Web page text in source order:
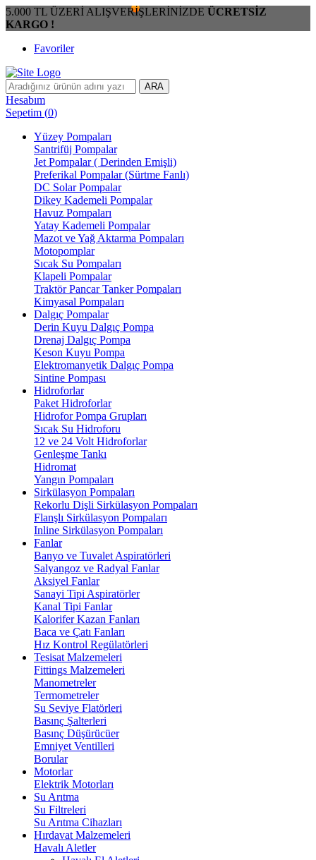
5.000 TL ÜZERİ ALIŞVERİŞLERİNİZDE ÜCRETSİZ
KARGO !
Favoriler
ARA
Hesabım
Sepetim (0)
Yüzey Pompaları
Santrifüj Pompalar
Jet Pompalar ( Derinden Emişli)
Preferikal Pompalar (Sürtme Fanlı)
DC Solar Pompalar
Dikey Kademeli Pompalar
Havuz Pompaları
Yatay Kademeli Pompalar
Mazot ve Yağ Aktarma Pompaları
Motopomplar
Sıcak Su Pompaları
Klapeli Pompalar
Traktör Pancar Tanker Pompaları
Kimyasal Pompaları
Dalgıç Pompalar
Derin Kuyu Dalgıç Pompa
Drenaj Dalgıç Pompa
Keson Kuyu Pompa
Elektromanyetik Dalgıç Pompa
Sintine Pompası
Hidroforlar
Paket Hidroforlar
Hidrofor Pompa Grupları
Sıcak Su Hidroforu
12 ve 24 Volt Hidroforlar
Genleşme Tankı
Hidromat
Yangın Pompaları
Sirkülasyon Pompaları
Rekorlu Dişli Sirkülasyon Pompaları
Flanşlı Sirkülasyon Pompaları
Inline Sirkülasyon Pompaları
Fanlar
Banyo ve Tuvalet Aspiratörleri
Salyangoz ve Radyal Fanlar
Aksiyel Fanlar
Sanayi Tipi Aspiratörler
Kanal Tipi Fanlar
Kalorifer Kazan Fanları
Baca ve Çatı Fanları
Hız Kontrol Regülatörleri
Tesisat Malzemeleri
Fittings Malzemeleri
Manometreler
Termometreler
Su Seviye Flatörleri
Basınç Şalterleri
Basınç Düşürücüer
Emniyet Ventilleri
Borular
Motorlar
Elektrik Motorları
Su Arıtma
Su Filtreleri
Su Arıtma Cihazları
Hırdavat Malzemeleri
Havalı Aletler